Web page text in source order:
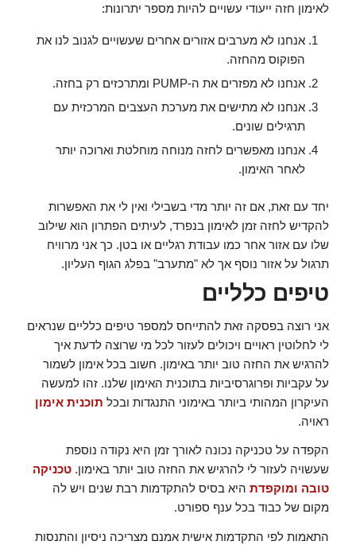
לאימון חזה ייעודי עשויים להיות מספר יתרונות:
אנחנו לא מערבים אזורים אחרים שעשויים לגנוב לנו את
הפוקוס מהחזה.
אנחנו לא מפזרים את ה-PUMP ומתרכזים רק בחזה.
אנחנו לא מתישים את מערכת העצבים המרכזית עם
תרגילים שונים.
אנחנו מאפשרים לחזה מנוחה מוחלטת וארוכה יותר
לאחר האימון.
יחד עם זאת, אם זה יותר מדי בשבילי ואין לי את האפשרות
להקדיש לחזה זמן לאימון בנפרד, לעיתים הפתרון הוא שילוב
שלו עם אזור אחר כמו עבודת רגליים או בטן. כך אני מרוויח
תרגול על אזור נוסף אך לא "מתערב" בפלג הגוף העליון.
טיפים כלליים
אני רוצה בפסקה זאת להתייחס למספר טיפים כלליים שנראים
לי לחלוטין ראויים ויכולים לעזור לכל מי שרוצה לדעת איך
להרגיש את החזה טוב יותר באימון. חשוב בכל אימון לשמור
על עקביות ופרוגרסיביות בתוכנית האימון שלנו. זהו למעשה
העיקרון המהותי ביותר באימוני התנגדות ובכל תוכנית אימון
ראויה.
הקפדה על טכניקה נכונה לאורך זמן היא נקודה נוספת
שעשויה לעזור לי להרגיש את החזה טוב יותר באימון. טכניקה
טובה ומוקפדתהיא בסיס להתקדמות רבת שנים ויש לה
מקום של כבוד בכל ענף ספורט.
התאמות לפי התקדמות אישית אמנם מצריכה ניסיון והתנסות